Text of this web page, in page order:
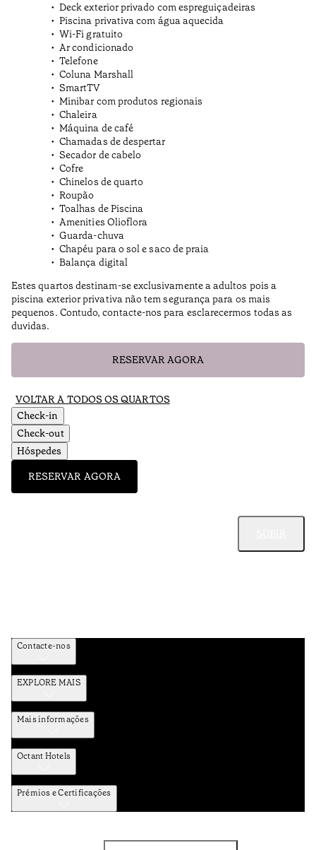
Deck exterior privado com espreguiçadeiras
Piscina privativa com água aquecida
Wi-Fi gratuito
Ar condicionado
Telefone
Coluna Marshall
SmartTV
Minibar com produtos regionais
Chaleira
Máquina de café
Chamadas de despertar
Secador de cabelo
Cofre
Chinelos de quarto
Roupão
Toalhas de Piscina
Amenities Olioflora
Guarda-chuva
Chapéu para o sol e saco de praia
Balança digital
Estes quartos destinam-se exclusivamente a adultos pois a
piscina exterior privativa não tem segurança para os mais
pequenos. Contudo, contacte-nos para esclarecermos todas as
duvidas.
RESERVAR AGORA
VOLTAR A TODOS OS QUARTOS
Check-in
Check-out
Hóspedes
RESERVAR AGORA
Contacte-nos
EXPLORE MAIS
Mais informações
Octant Hotels
Prémios e Certificações